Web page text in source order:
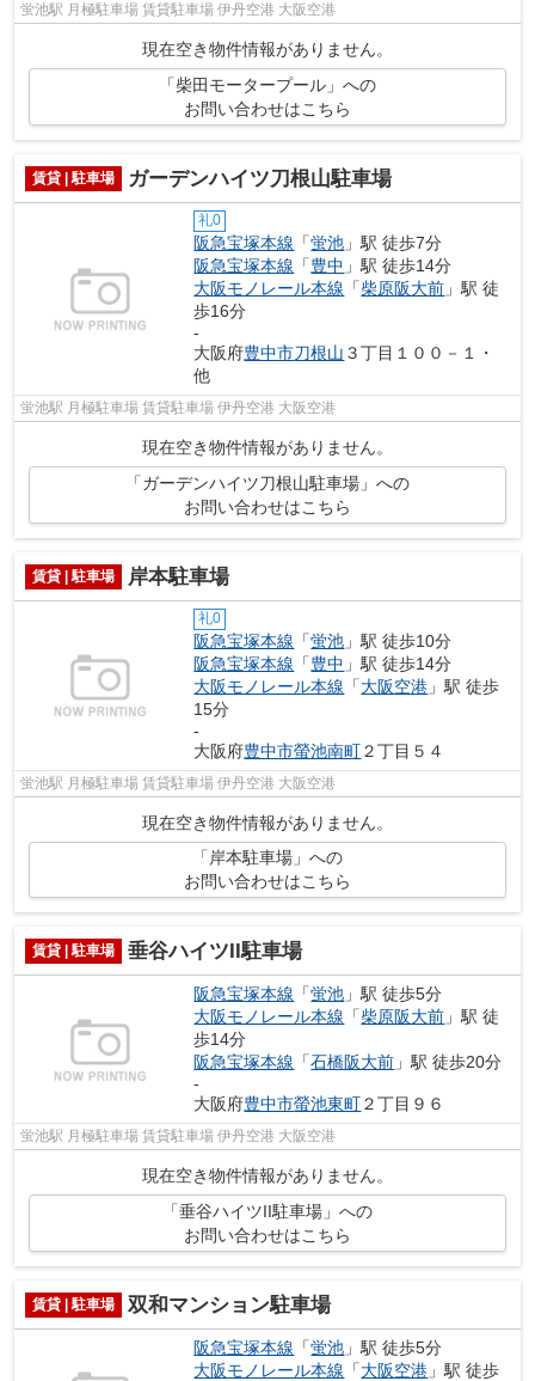
蛍池駅 月極駐車場 賃貸駐車場 伊丹空港 大阪空港
現在空き物件情報がありません。
「柴田モータープール」への
お問い合わせはこちら
賃貸 | 駐車場 ガーデンハイツ刀根山駐車場
礼0
阪急宝塚本線 「蛍池 」駅 徒歩7分
阪急宝塚本線 「豊中 」駅 徒歩14分
大阪モノレール本線 「柴原阪大前 」駅 徒
歩16分
-
大阪府豊中市刀根山 ３丁目１００－１・
他
蛍池駅 月極駐車場 賃貸駐車場 伊丹空港 大阪空港
現在空き物件情報がありません。
「ガーデンハイツ刀根山駐車場」への
お問い合わせはこちら
賃貸 | 駐車場 岸本駐車場
礼0
阪急宝塚本線 「蛍池 」駅 徒歩10分
阪急宝塚本線 「豊中 」駅 徒歩14分
大阪モノレール本線 「大阪空港 」駅 徒歩
15分
-
大阪府豊中市螢池南町２丁目５４
蛍池駅 月極駐車場 賃貸駐車場 伊丹空港 大阪空港
現在空き物件情報がありません。
「岸本駐車場」への
お問い合わせはこちら
賃貸 | 駐車場 垂谷ハイツII駐車場
阪急宝塚本線 「蛍池 」駅 徒歩5分
大阪モノレール本線 「柴原阪大前 」駅 徒
歩14分
阪急宝塚本線 「石橋阪大前 」駅 徒歩20分
-
大阪府豊中市螢池東町２丁目９６
蛍池駅 月極駐車場 賃貸駐車場 伊丹空港 大阪空港
現在空き物件情報がありません。
「垂谷ハイツII駐車場」への
お問い合わせはこちら
賃貸 | 駐車場 双和マンション駐車場
阪急宝塚本線 「蛍池 」駅 徒歩5分
大阪モノレール本線 「大阪空港 」駅 徒歩